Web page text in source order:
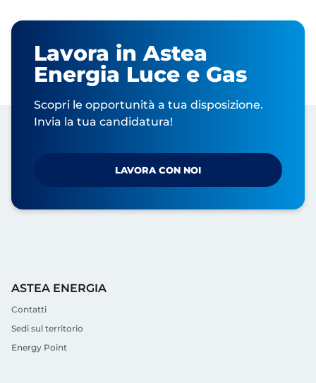
Lavora in Astea
Energia Luce e Gas
Scopri le opportunità a tua disposizione.
Invia la tua candidatura!
LAVORA CON NOI
ASTEA ENERGIA
Contatti
Sedi sul territorio
Energy Point